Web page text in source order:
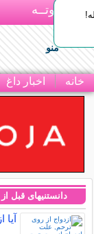
بـیتوتــه
منو
خانه اخبار داغ
دانستنیهای قبل از